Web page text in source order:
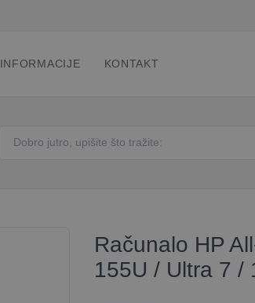
INFORMACIJE KONTAKT
Računalo HP
155U / Ultra 7 /